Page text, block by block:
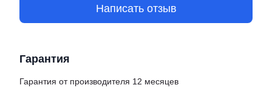
Написать отзыв
Гарантия
Гарантия от производителя 12 месяцев